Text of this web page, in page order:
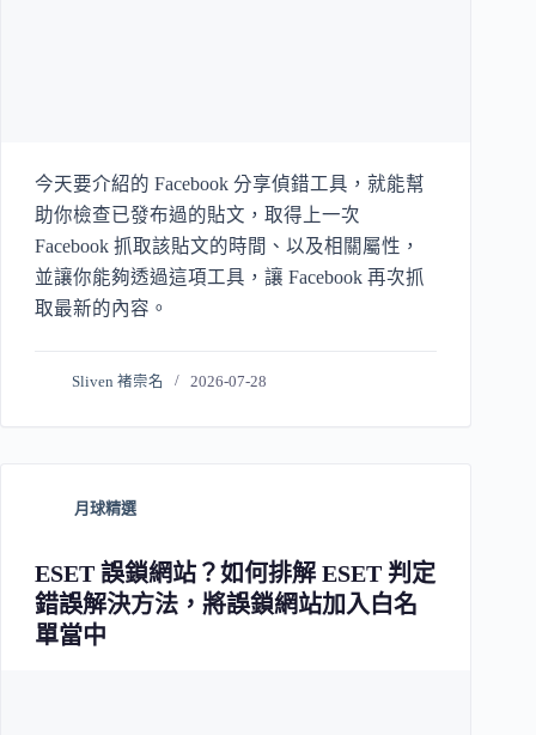
今天要介紹的 Facebook 分享偵錯工具，就能幫
助你檢查已發布過的貼文，取得上一次
Facebook 抓取該貼文的時間、以及相關屬性，
並讓你能夠透過這項工具，讓 Facebook 再次抓
取最新的內容。
Sliven 褚崇名 2026-07-28
月球精選
ESET 誤鎖網站？如何排解 ESET 判定
錯誤解決方法，將誤鎖網站加入白名
單當中